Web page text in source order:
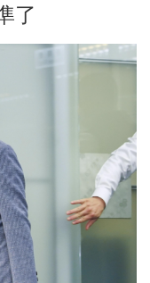
了